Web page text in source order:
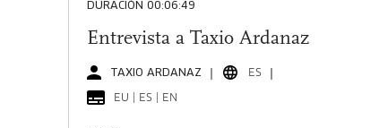
DURACIÓN 00:06:49
Entrevista a Taxio Ardanaz
TAXIO ARDANAZ ES
EU | ES | EN